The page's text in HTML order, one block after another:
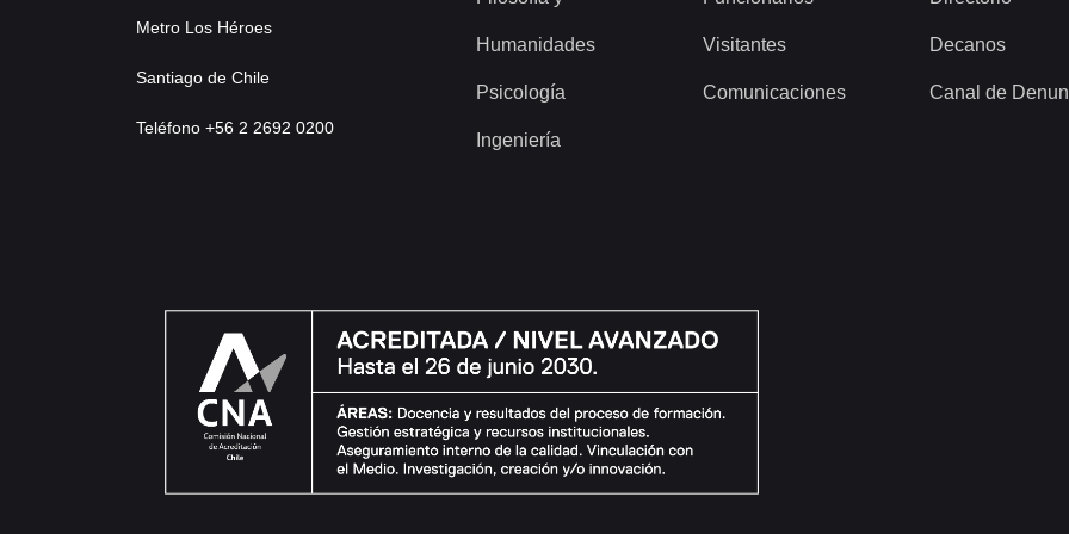
Metro Los Héroes
Santiago de Chile
Teléfono +56 2 2692 0200
Humanidades
Psicología
Ingeniería
Visitantes
Comunicaciones
Decanos
Canal de